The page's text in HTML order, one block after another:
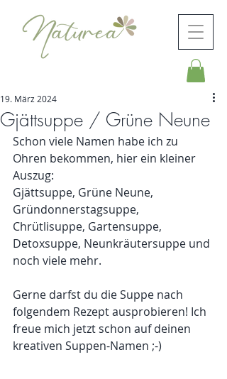
Gjättsuppe / Grüne Neune
19. März 2024
Schon viele Namen habe ich zu
Ohren bekommen, hier ein kleiner
Auszug:
Gjättsuppe, Grüne Neune,
Gründonnerstagsuppe,
Chrütlisuppe, Gartensuppe,
Detoxsuppe, Neunkräutersuppe und
noch viele mehr.
Gerne darfst du die Suppe nach
folgendem Rezept ausprobieren! Ich
freue mich jetzt schon auf deinen
kreativen Suppen-Namen ;-)